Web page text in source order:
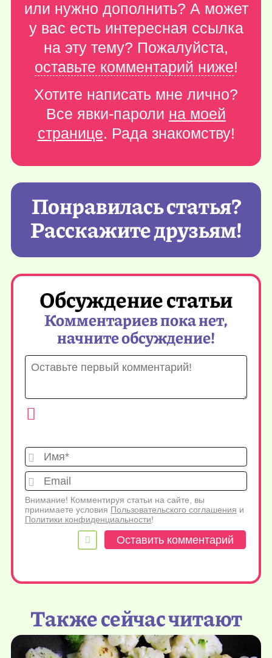
или нужно дополнить? А может
у вас есть интересная ссылка
на эту тему? Пожалуйста,
оставьте комментарий ниже!
Хотите написать мне лично?
Все явки-пароли на моей
странице. Рада знакомству!
Понравилась статья?
Расскажите друзьям!
Обсуждение статьи
Комментариев пока нет,
начните обсуждение!
Имя*
Внимание! Комментируя статьи на сайте, вы
принимаете условия Пользовательского соглашения и
Политики конфиденциальности!
Также сейчас читают